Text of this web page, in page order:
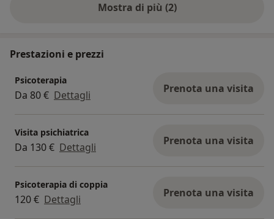
Mostra di più (2)
Prestazioni e prezzi
Psicoterapia
Da 80 € Dettagli Prenota una visita
Visita psichiatrica
Da 130 € Dettagli Prenota una visita
Psicoterapia di coppia
120 € Dettagli Prenota una visita